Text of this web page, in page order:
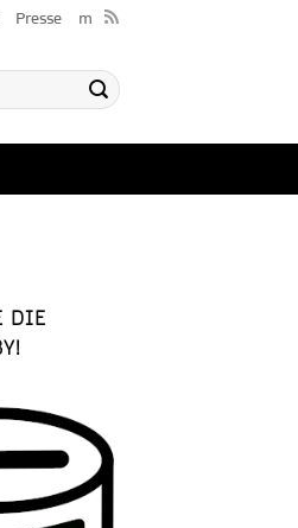
Presse m
DIE